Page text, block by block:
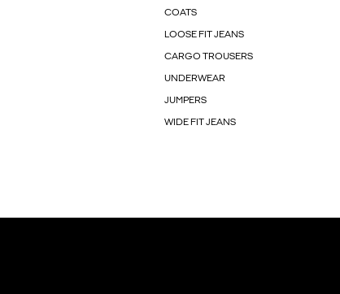
COATS
LOOSE FIT JEANS
CARGO TROUSERS
UNDERWEAR
JUMPERS
WIDE FIT JEANS